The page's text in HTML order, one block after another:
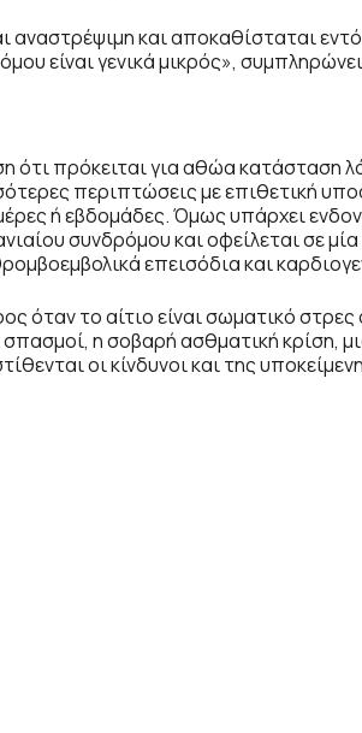
αναστρέψιμη και αποκαθίσταται
είναι γενικά μικρός»,
ότι πρόκειται για αθώα κατάσταση
περιπτώσεις με επιθετική
ή εβδομάδες. Όμως υπάρχει
συνδρόμου και οφείλεται σε
επεισόδια και
όταν το αίτιο είναι σωματικό
η σοβαρή ασθματική κρίση,
οι κίνδυνοι και της